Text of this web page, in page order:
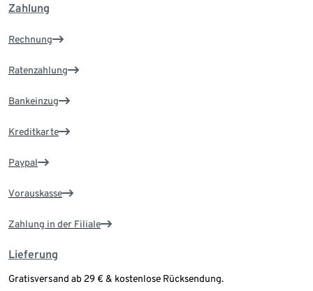
Zahlung
Rechnung
Ratenzahlung
Bankeinzug
Kreditkarte
Paypal
Vorauskasse
Zahlung in der Filiale
Lieferung
Gratisversand ab 29 € & kostenlose Rücksendung.